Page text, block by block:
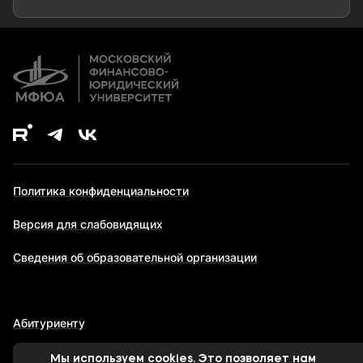
Дополнительное образование
Политика конфиденциальности
Версия для слабовидящих
Сведения об образовательной организации
Абитуриенту
Мы используем cookies. Это позволяет нам